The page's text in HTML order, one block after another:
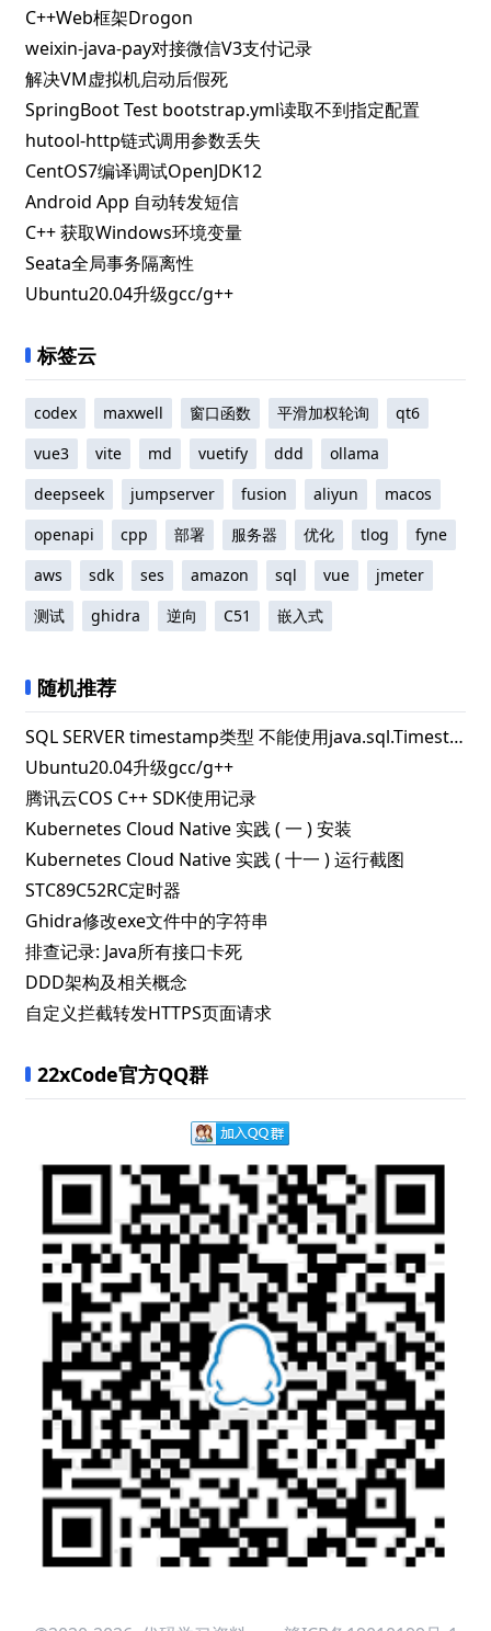
C++Web框架Drogon
weixin-java-pay对接微信V3支付记录
解决VM虚拟机启动后假死
SpringBoot Test bootstrap.yml读取不到指定配置
hutool-http链式调用参数丢失
CentOS7编译调试OpenJDK12
Android App 自动转发短信
C++ 获取Windows环境变量
Seata全局事务隔离性
Ubuntu20.04升级gcc/g++
标签云
codex maxwell 窗口函数 平滑加权轮询
qt6
vue3
vite md vuetify ddd
ollama
deepseek
jumpserver fusion aliyun
macos
openapi
cpp 部署 服务器 优化 tlog
fyne
aws
sdk ses amazon sql vue
jmeter
测试
ghidra 逆向 C51 嵌入式
随机推荐
SQL SERVER timestamp类型 不能使用java.sql.Timestamp类型对应
Ubuntu20.04升级gcc/g++
腾讯云COS C++ SDK使用记录
Kubernetes Cloud Native 实践 ( 一 ) 安装
Kubernetes Cloud Native 实践 ( 十一 ) 运行截图
STC89C52RC定时器
Ghidra修改exe文件中的字符串
排查记录: Java所有接口卡死
DDD架构及相关概念
自定义拦截转发HTTPS页面请求
22xCode官方QQ群